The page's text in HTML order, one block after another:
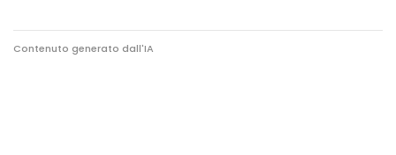
Contenuto generato dall'IA